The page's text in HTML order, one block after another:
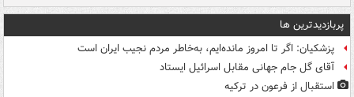
پربازدیدترین ها
پزشکیان: اگر تا امروز مانده‌ایم، به‌خاطر مردم نجیب ایران است
آقای گل جام جهانی مقابل اسرائیل ایستاد
استقبال از فرعون در ترکیه